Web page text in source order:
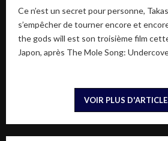
Ce n’est un secret pour personne,
s’empêcher de tourner encore et
the gods will est son troisième film
Japon, après The Mole Song:
VOIR PLUS